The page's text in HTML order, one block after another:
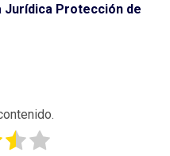
Jurídica Protección de